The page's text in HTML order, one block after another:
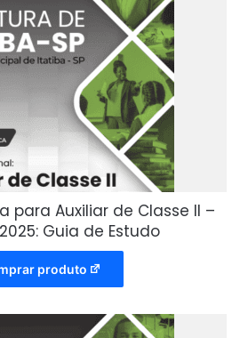
para Auxiliar de Classe II –
Guia de Estudo
produto